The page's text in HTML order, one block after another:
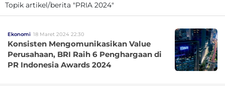
Topik artikel/berita "PRIA 2024"
Ekonomi 18 Maret 2024 22:30
Konsisten Mengomunikasikan Value
Perusahaan, BRI Raih 6 Penghargaan di
PR Indonesia Awards 2024